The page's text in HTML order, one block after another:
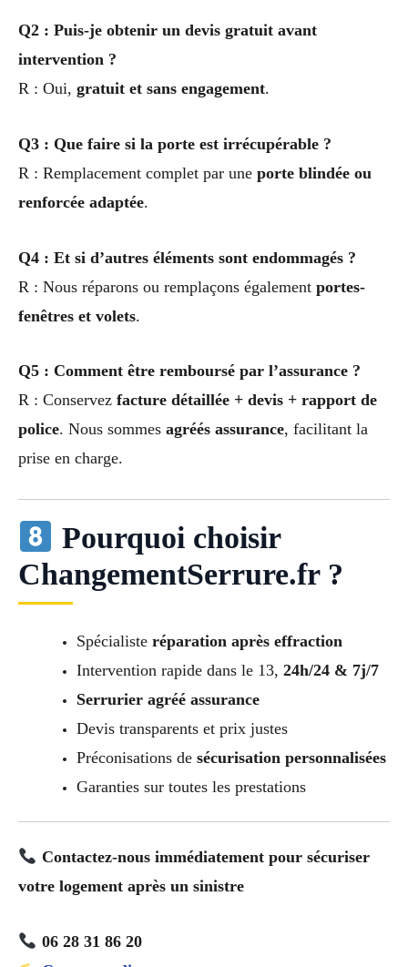
Q2 : Puis-je obtenir un devis gratuit avant
intervention ?
R : Oui, gratuit et sans engagement.
Q3 : Que faire si la porte est irrécupérable ?
R : Remplacement complet par une porte blindée ou
renforcée adaptée.
Q4 : Et si d’autres éléments sont endommagés ?
R : Nous réparons ou remplaçons également portes-
fenêtres et volets.
Q5 : Comment être remboursé par l’assurance ?
R : Conservez facture détaillée + devis + rapport de
police. Nous sommes agréés assurance, facilitant la
prise en charge.
Pourquoi choisir
ChangementSerrure.fr ?
Spécialiste réparation après effraction
Intervention rapide dans le 13, 24h/24 & 7j/7
Serrurier agréé assurance
Devis transparents et prix justes
Préconisations de sécurisation personnalisées
Garanties sur toutes les prestations
Contactez-nous immédiatement pour sécuriser
votre logement après un sinistre
06 28 31 86 20